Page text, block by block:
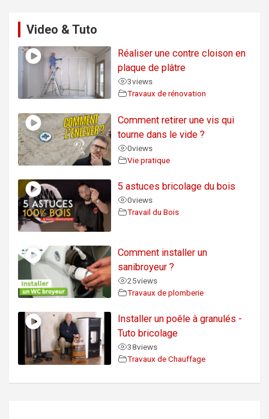
Video & Tuto
Réaliser une contre cloison en
plaque de plâtre
3views
Travaux de rénovation
Comment retirer une vis qui
tourne dans le vide ?
0views
Vie pratique
5 astuces bricolage du bois
0views
Travail du Bois
Comment installer un
sanibroyeur ?
25views
Travaux de plomberie
Installer un poêle à granulés -
Tuto bricolage
38views
Travaux de Chauffage